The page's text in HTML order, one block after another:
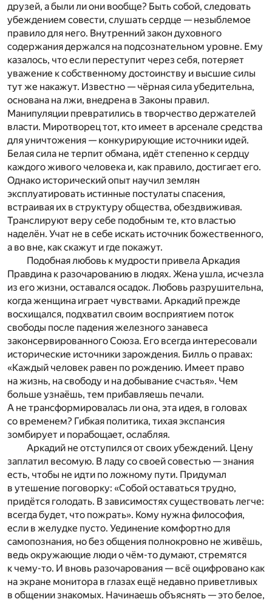
друзей, а были ли они вообще? Быть собой, следовать
убеждением совести, слушать сердце — незыблемое
правило для него. Внутренний закон духовного
содержания держался на подсознательном уровне. Ему
казалось, что если переступит через себя, потеряет
уважение к собственному достоинству и высшие силы
тут же накажут. Известно — чёрная сила убедительна,
основана на лжи, внедрена в Законы правил.
Манипуляции превратились в творчество держателей
власти. Миротворец тот, кто имеет в арсенале средства
для уничтожения — конкурирующие источники идей.
Белая сила не терпит обмана, идёт степенно к сердцу
каждого живого человека и, как правило, достигает его.
Однако исторический опыт научил землян
эксплуатировать истинные постулаты спасения,
встраивая их в структуру общества, обездвиживая.
Транслируют веру себе подобным те, кто властью
наделён. Учат не в себе искать источник божественного,
а во вне, как скажут и где покажут.
Подобная любовь к мудрости привела Аркадия
Правдина к разочарованию в людях. Жена ушла, исчезла
из его жизни, оставался осадок. Любовь разрушительна,
когда женщина играет чувствами. Аркадий прежде
восхищался, подхватил своим восприятием поток
свободы после падения железного занавеса
законсервированного Союза. Его всегда интересовали
исторические источники зарождения. Билль о правах:
«Каждый человек равен по рождению. Имеет право
на жизнь, на свободу и на добывание счастья». Чем
больше узнаёшь, тем прибавляешь печали.
А не трансформировалась ли она, эта идея, в головах
со временем? Гибкая политика, тихая экспансия
зомбирует и порабощает, ослабляя.
Аркадий не отступился от своих убеждений. Цену
заплатил весомую. В ладу со своей совестью — знания
есть, чтобы не идти по ложному пути. Придумал
в утешение поговорку: «Собой оставаться трудно,
придётся голодать. В зависимостях существовать легче:
всегда будет, что пожрать». Кому нужна философия,
если в желудке пусто. Уединение комфортно для
самопознания, но без общения полнокровно не живёшь,
ведь окружающие люди о чём-то думают, стремятся
к чему-то. И вновь разочарования — всё оцифровано как
на экране монитора в глазах ещё недавно приветливых
в общении знакомых. Начинаешь объяснять — это белое,